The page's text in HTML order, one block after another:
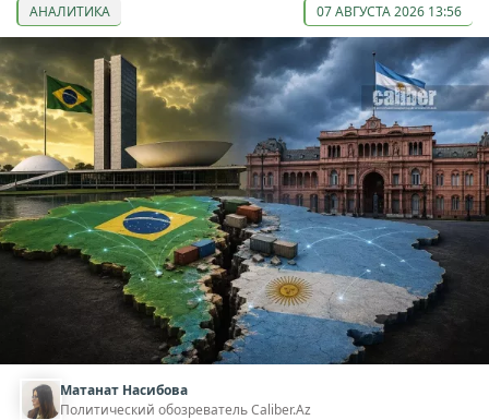
АНАЛИТИКА 07 АВГУСТА 2026 13:56
Матанат Насибова
Политический обозреватель Caliber.Az